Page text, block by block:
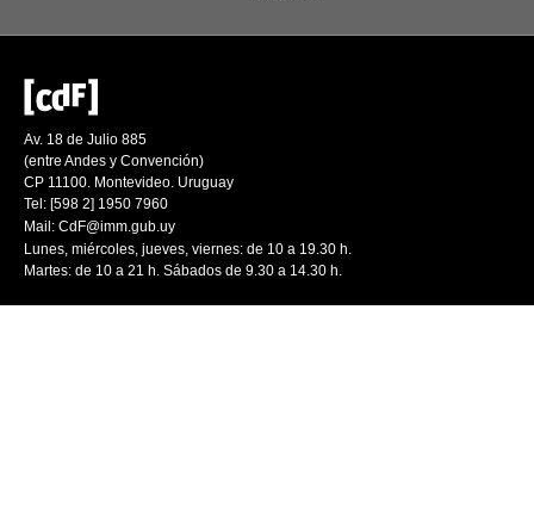
Av. 18 de Julio 885
(entre Andes y Convención)
CP 11100. Montevideo. Uruguay
Tel: [598 2] 1950 7960
Mail: CdF@imm.gub.uy
Lunes, miércoles, jueves, viernes: de 10 a 19.30 h.
Martes: de 10 a 21 h. Sábados de 9.30 a 14.30 h.